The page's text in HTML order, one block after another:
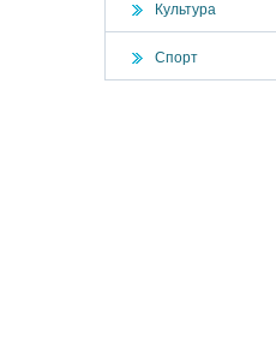
Культура
Спорт